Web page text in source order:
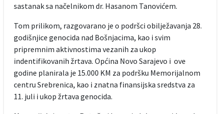
sastanak sa načelnikom dr. Hasanom Tanovićem.
Tom prilikom, razgovarano je o podršci obilježavanja 28.
godišnjice genocida nad Bošnjacima, kao i svim
pripremnim aktivnostima vezanih za ukop
indentifikovanih žrtava. Općina Novo Sarajevo i ove
godine planirala je 15.000 KM za podršku Memorijalnom
centru Srebrenica, kao i znatna finansijska sredstva za
11. juli i ukop žrtava genocida.